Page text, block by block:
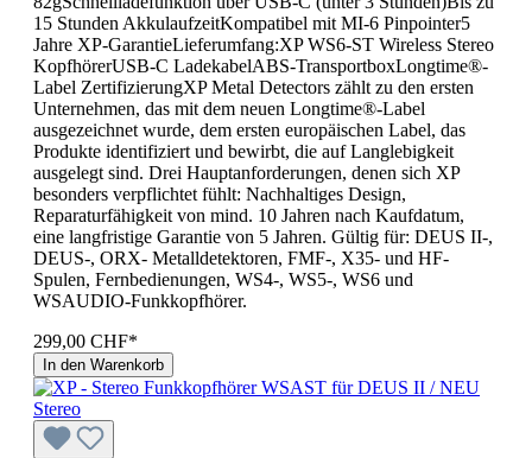
15 Stunden AkkulaufzeitKompatibel mit MI‑6 Pinpointer5
Jahre XP-GarantieLieferumfang:XP WS6‑ST Wireless Stereo
KopfhörerUSB‑C LadekabelABS-TransportboxLongtime®-
Label ZertifizierungXP Metal Detectors zählt zu den ersten
Unternehmen, das mit dem neuen Longtime®-Label
ausgezeichnet wurde, dem ersten europäischen Label, das
Produkte identifiziert und bewirbt, die auf Langlebigkeit
ausgelegt sind. Drei Hauptanforderungen, denen sich XP
besonders verpflichtet fühlt: Nachhaltiges Design,
Reparaturfähigkeit von mind. 10 Jahren nach Kaufdatum,
eine langfristige Garantie von 5 Jahren. Gültig für: DEUS II-,
DEUS-, ORX- Metalldetektoren, FMF-, X35- und HF-
Spulen, Fernbedienungen, WS4-, WS5-, WS6 und
WSAUDIO-Funkkopfhörer.
299,00 CHF*
In den Warenkorb